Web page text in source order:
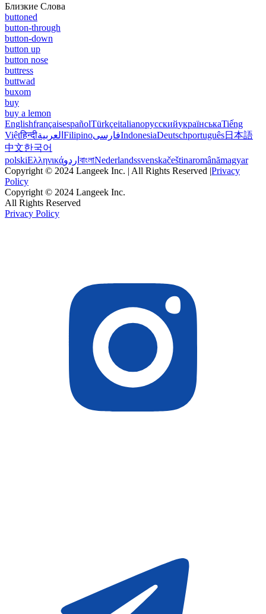
Близкие Слова
buttoned
button-through
button-down
button up
button nose
buttress
buttwad
buxom
buy
buy a lemon
EnglishfrançaisespañolTürkçeitalianoрусскийукраїнськаTiếng
Việtहिन्दीالعربية FilipinoفارسیIndonesiaDeutschportuguês日本語
中文한국어
polskiΕλληνικάاردو বাংলাNederlandssvenskačeštinaromânămagyar
Copyright © 2024 Langeek Inc. | All Rights Reserved |Privacy
Policy
Copyright © 2024 Langeek Inc.
All Rights Reserved
Privacy Policy